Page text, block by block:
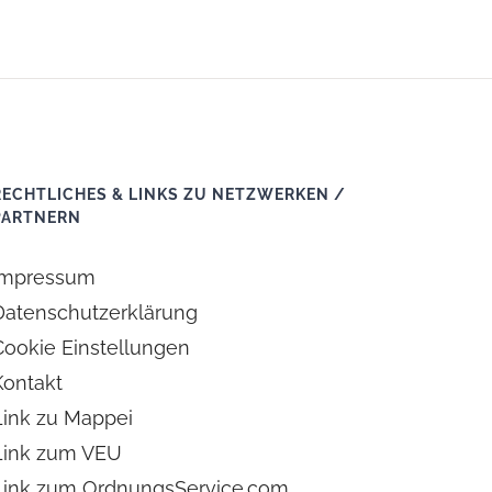
& LINKS ZU NETZWERKEN /
Einstellungen
zu Mappei
zum VEU